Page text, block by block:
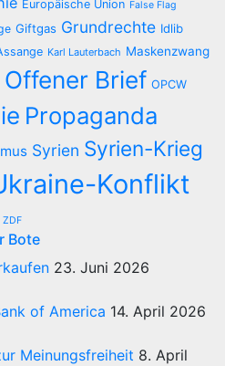
Europäische Union False Flag
Giftgas Grundrechte Idlib
Karl Lauterbach Maskenzwang
Offener Brief OPCW
Propaganda
Syrien Syrien-Krieg
Konflikt
ZDF
Bote
23. Juni 2026
of America 14. April 2026
Meinungsfreiheit 8. April